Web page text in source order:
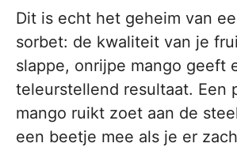
Dit is echt het geheim van
sorbet: de kwaliteit van je
slappe, onrijpe mango geeft
teleurstellend resultaat. Een
mango ruikt zoet aan de
een beetje mee als je er